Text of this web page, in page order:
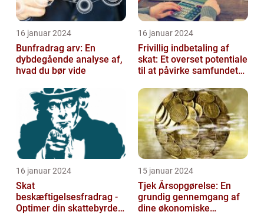
16 januar 2024
Bunfradrag arv: En
dybdegående analyse af,
hvad du bør vide
16 januar 2024
Frivillig indbetaling af
skat: Et overset potentiale
til at påvirke samfundet
16 januar 2024
Skat
beskæftigelsesfradrag -
Optimer din skattebyrde
15 januar 2024
Tjek Årsopgørelse: En
grundig gennemgang af
dine økonomiske